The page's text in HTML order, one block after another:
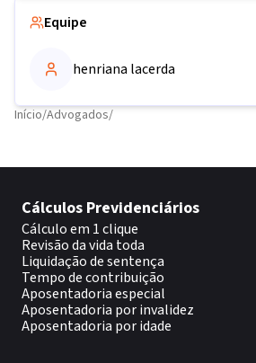
Equipe
henriana lacerda
Início/Advogados/
Cálculos Previdenciários
Cálculo em 1 clique
Revisão da vida toda
Liquidação de sentença
Tempo de contribuição
Aposentadoria especial
Aposentadoria por invalidez
Aposentadoria por idade